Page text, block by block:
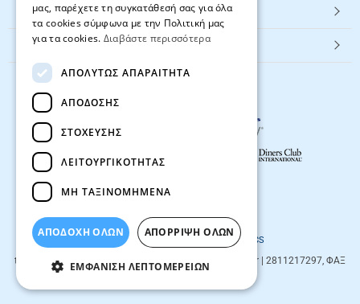
ΕΞΥΠΗΡΕΤΗΣΗ ΠΕΛΑΤΩΝ
Textbook.gr
© 2026 textbook.gr All rights reserved
Designed & developed by
NETMECHANICS
textbook.gr
| info@textbook.gr | 2811217297, ΦΑΞ
2810283273
μας, παρέχετε τη συγκατάθεσή σας για όλα
τα cookies σύμφωνα με την Πολιτική μας
για τα cookies. Διαβάστε περισσότερα
ΑΠΟΛΎΤΩΣ ΑΠΑΡΑΊΤΗΤΑ
ΑΠΌΔΟΣΗΣ
ΣΤΌΧΕΥΣΗΣ
ΛΕΙΤΟΥΡΓΙΚΌΤΗΤΑΣ
ΜΗ ΤΑΞΙΝΟΜΗΜΈΝΑ
ΑΠΟΔΟΧΗ ΟΛΩΝ ΑΠΌΡΡΙΨΗ ΌΛΩΝ
ΕΜΦΆΝΙΣΗ ΛΕΠΤΟΜΕΡΕΙΏΝ